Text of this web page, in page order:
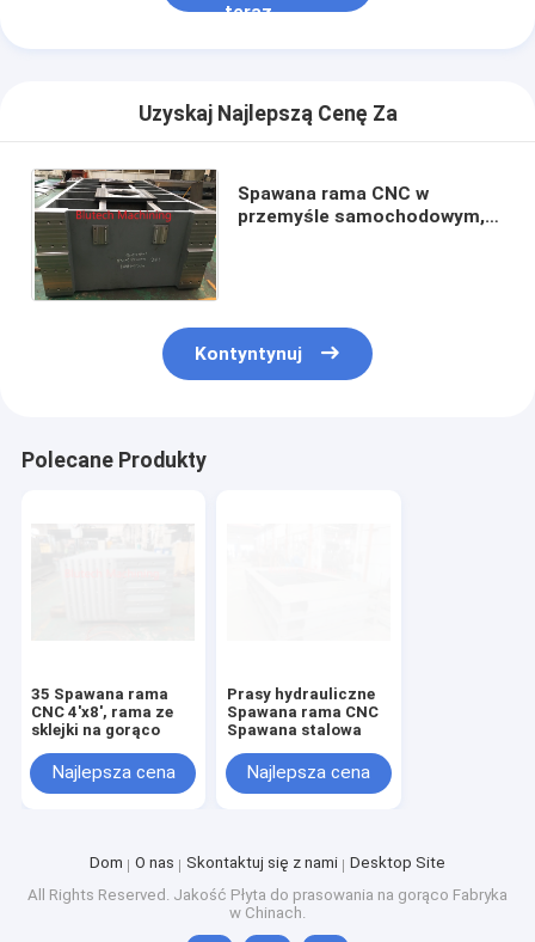
teraz
Uzyskaj Najlepszą Cenę Za
Spawana rama CNC w
przemyśle samochodowym,
Kontyntynuj
Polecane Produkty
35 Spawana rama
CNC 4'x8', rama ze
sklejki na gorąco
Najlepsza cena
Prasy hydrauliczne
Spawana rama CNC
Spawana stalowa
Najlepsza cena
Dom O nas Skontaktuj się z nami
Desktop Site
All Rights Reserved. Jakość Płyta do prasowania na gorąco Fabryka
w Chinach.